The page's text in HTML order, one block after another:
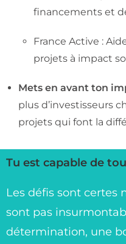
financements et
France Active :
projets à impact
Mets en avant ton
plus d’investisseurs
projets qui font la
Tu est capable de
Les défis sont certes
sont pas
détermination, une